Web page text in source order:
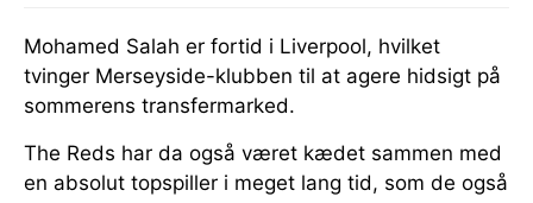
Mohamed Salah er fortid i Liverpool, hvilket
tvinger Merseyside-klubben til at agere hidsigt på
sommerens transfermarked.
The Reds har da også været kædet sammen med
en absolut topspiller i meget lang tid, som de også